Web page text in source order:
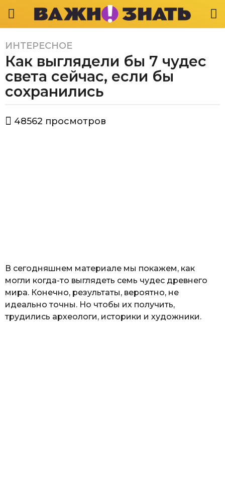
6
л
т
a
o
ИНТЕРЕСНОЕ
Как выглядели бы 7 чудес
света сейчас, если бы
сохранились
в
48562 просмотров
В сегодняшнем материале мы покажем, как
могли когда-то выглядеть семь чудес древнего
мира. Конечно, результаты, вероятно, не
идеально точны. Но чтобы их получить,
трудились археологи, историки и художники.